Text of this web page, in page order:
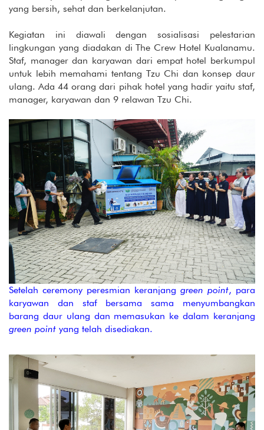
yang bersih, sehat dan berkelanjutan.
Kegiatan ini diawali dengan sosialisasi pelestarian
lingkungan yang diadakan di The Crew Hotel Kualanamu.
Staf, manager dan karyawan dari empat hotel berkumpul
untuk lebih memahami tentang Tzu Chi dan konsep daur
ulang. Ada 44 orang dari pihak hotel yang hadir yaitu staf,
manager, karyawan dan 9 relawan Tzu Chi.
Setelah ceremony peresmian keranjang green point, para
karyawan dan staf bersama sama menyumbangkan
barang daur ulang dan memasukan ke dalam keranjang
green point yang telah disediakan.